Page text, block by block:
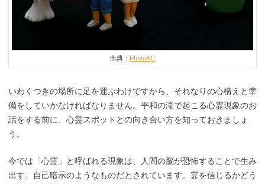
出典： PhotoAC
いわくつきの場所に足を運ぶわけですから、それなりの心構えと準
備をしていかなければなりません。平和の滝で起こる心霊現象のお
話をする前に、心霊スポットとの向き合い方を知っておきましょ
う。
今では「心霊」と呼ばれる現象は、人間の脳が恐怖することで生み
出す、自己暗示のようなものだとされています。霊を信じるかどう